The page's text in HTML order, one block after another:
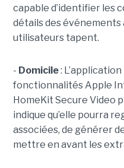
capable d’identifier les
détails des événements
utilisateurs tapent.
- Domicile:
fonctionnalités Apple
HomeKit Secure Video
indique qu’elle pourra
associées, de générer
mettre en avant les